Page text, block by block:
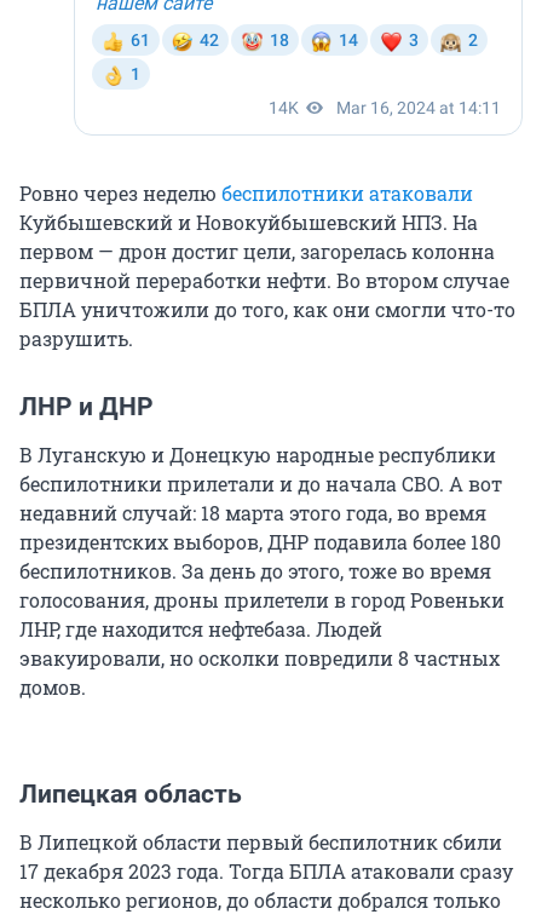
Ровно через неделю беспилотники атаковали
Куйбышевский и Новокуйбышевский НПЗ. На
первом — дрон достиг цели, загорелась колонна
первичной переработки нефти. Во втором случае
БПЛА уничтожили до того, как они смогли что-то
разрушить.
ЛНР и ДНР
В Луганскую и Донецкую народные республики
беспилотники прилетали и до начала СВО. А вот
недавний случай: 18 марта этого года, во время
президентских выборов, ДНР подавила более 180
беспилотников. За день до этого, тоже во время
голосования, дроны прилетели в город Ровеньки
ЛНР, где находится нефтебаза. Людей
эвакуировали, но осколки повредили 8 частных
домов.
Липецкая область
В Липецкой области первый беспилотник сбили
17 декабря 2023 года. Тогда БПЛА атаковали сразу
несколько регионов, до области добрался только